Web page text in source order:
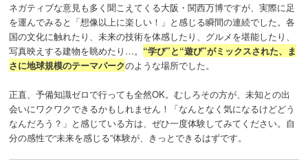
ネガティブな意見も多く聞こえてくる大阪・関西万博ですが、実際に足
を運んでみると「想像以上に楽しい！」と感じる瞬間の連続でした。各
国の文化に触れたり、未来の技術を体感したり、グルメを堪能したり、
写真映えする建物を眺めたり…。 “学び”と“遊び”がミックスされた、ま
さに地球規模のテーマパークのような場所でした。
正直、予備知識ゼロで行っても全然OK。むしろその方が、未知との出
会いにワクワクできるかもしれません！「なんとなく気になるけどどう
なんだろう？」と感じている方は、ぜひ一度体験してみてください。自
分の感性で“未来を感じる”体験が、きっとできるはずです。